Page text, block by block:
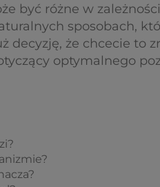
być różne w
sposobach,
decyzję, że chcecie to
optymalnego